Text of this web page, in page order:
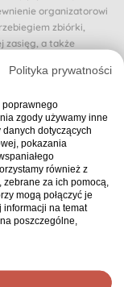
organizatorowi
zbiórki,
zasięg, a także
realne
dotyczy zbiórka,
część swojej
możesz wybrać inną
30,00 zł
Polityka prywatności
poprawnego
zgody używamy inne
dotyczących
pokazania
również z
za ich pomocą,
mogą połączyć je
informacji na temat
poszczególne,